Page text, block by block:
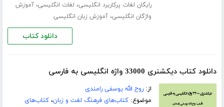
رایگان لغات پرکاربرد انگلیسی، لغات انگلیسی،آموزش
واژگان انگلیسی،آموزش زبان انگلیسی
دانلود کتاب
دانلود کتاب دیکشنری 33000 واژه انگلیسی به فارسی
از:روح الله یوسفی رامندی
موضوع:کتاب‌های فرهنگ لغت و زبان،کتاب‌های